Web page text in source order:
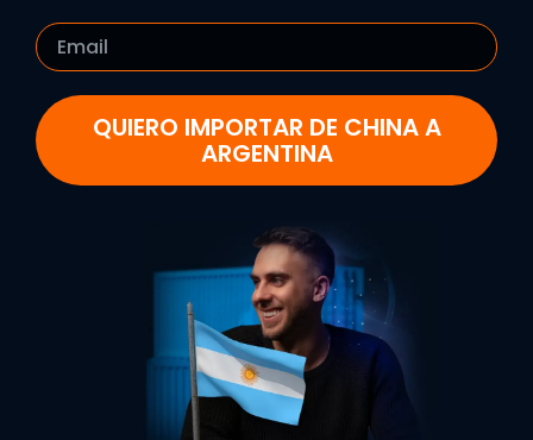
QUIERO IMPORTAR DE CHINA A
ARGENTINA